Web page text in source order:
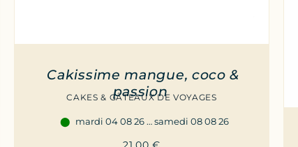
Cakissime mangue, coco &
passion
CAKES & GÂTEAUX DE VOYAGES
mardi 04 08 26 … samedi 08 08 26